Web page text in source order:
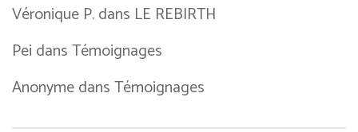
Véronique P.dans LE REBIRTH
Pei dansTémoignages
AnonymedansTémoignages